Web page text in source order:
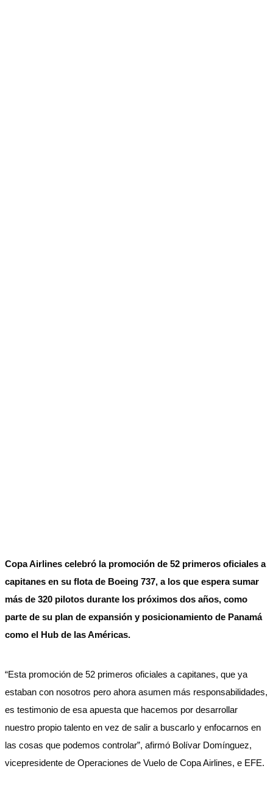
Copa Airlines celebró la promoción de 52 primeros oficiales a
capitanes en su flota de Boeing 737, a los que espera sumar
más de 320 pilotos durante los próximos dos años, como
parte de su plan de expansión y posicionamiento de Panamá
como el Hub de las Américas.
“Esta promoción de 52 primeros oficiales a capitanes, que ya
estaban con nosotros pero ahora asumen más responsabilidades,
es testimonio de esa apuesta que hacemos por desarrollar
nuestro propio talento en vez de salir a buscarlo y enfocarnos en
las cosas que podemos controlar”, afirmó Bolívar Domínguez,
vicepresidente de Operaciones de Vuelo de Copa Airlines, e EFE.